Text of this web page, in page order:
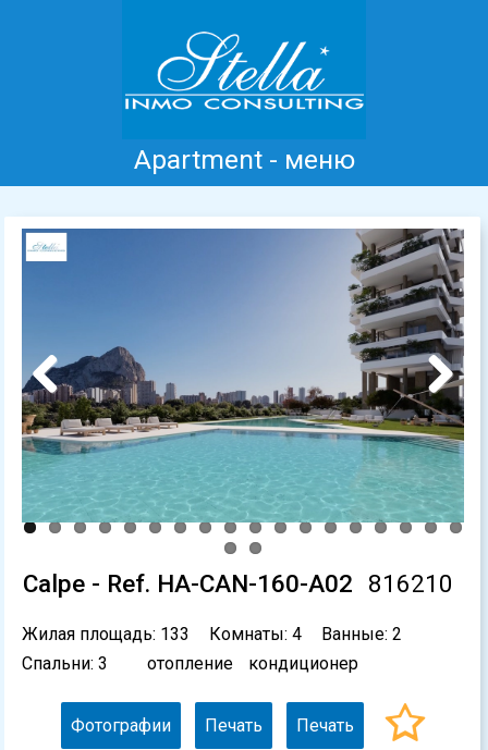
Apartment - меню
Главная Коста Бланка Продажа
Аренда
информация
Контакт
Previous Next
Calpe - Ref. HA-CAN-160-A02 816210
Жилая площадь: 133 Комнаты: 4
Ванные: 2
Спальни: 3
отопление кондиционер
Фотографии Печать Печать